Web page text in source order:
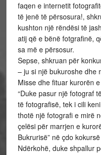
faqen e internetit
të jenë të përsosura!,
kushton një rëndësi të
atij që e bënë fotgrafinë,
sa më e përsosur.
Sepse, shkruan për
– ju si një bukuroshe dhe
Misse dhe fituar kurorën
“Duke pasur një fotograf
të fotografisë, tek i cili
thotë një fotografi e mirë
çelësi për marrjen e
Bukrurisë” në çdo
Ndërkohë, duke shpallur